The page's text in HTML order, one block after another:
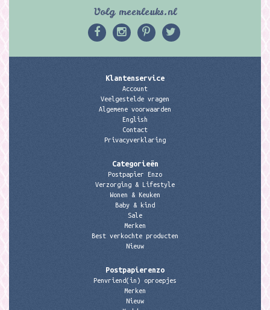
Volg meerleuks.nl
Klantenservice
Account
Veelgestelde vragen
Algemene voorwaarden
English
Contact
Privacyverklaring
Categorieën
Postpapier Enzo
Verzorging & Lifestyle
Wonen & Keuken
Baby & kind
Sale
Merken
Best verkochte producten
Nieuw
Postpapierenzo
Penvriend(in) oproepjes
Merken
Nieuw